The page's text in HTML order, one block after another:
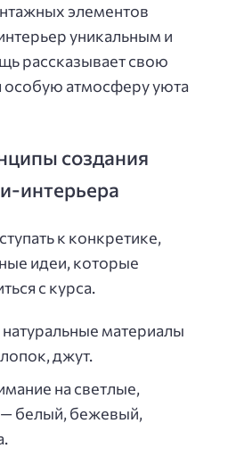
элементов
уникальным и
рассказывает свою
особую атмосферу уюта
создания
интерьера
к конкретике,
идеи, которые
с курса.
материалы
джут.
на светлые,
— белый, бежевый,